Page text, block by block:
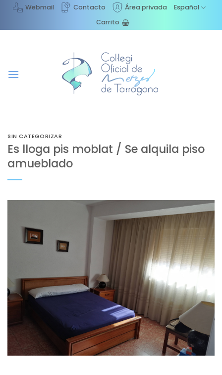
Saltar
contenido
Webmail Contacto Área privada
Español
Carrito
SIN CATEGORIZAR
Es lloga pis moblat / Se alquila piso
amueblado